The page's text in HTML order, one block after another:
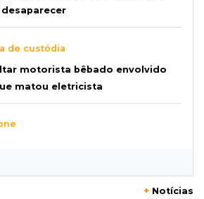
de custódia
motorista bêbado envolvido
matou eletricista
+ Notícias